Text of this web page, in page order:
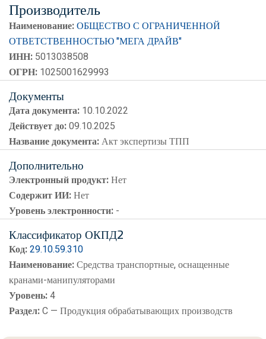
Производитель
Наименование:ОБЩЕСТВО С ОГРАНИЧЕННОЙ
ОТВЕТСТВЕННОСТЬЮ "МЕГА ДРАЙВ"
ИНН: 5013038508
ОГРН: 1025001629993
Документы
Дата документа: 10.10.2022
Действует до:09.10.2025
Название документа:Акт экспертизы ТПП
Дополнительно
Электронный продукт:Нет
Содержит ИИ:Нет
Уровень электронности: -
Классификатор ОКПД2
Код:29.10.59.310
Наименование:Средства транспортные, оснащенные
кранами-манипуляторами
Уровень:4
Раздел:C — Продукция обрабатывающих производств